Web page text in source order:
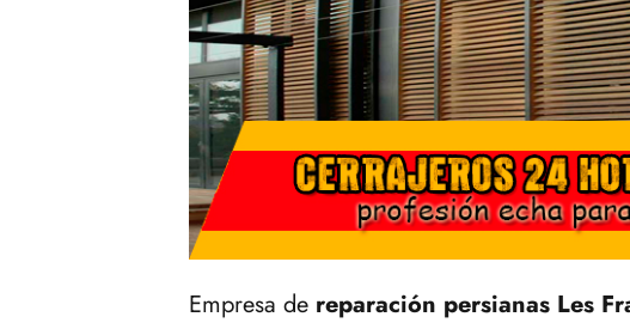
Empresa de reparación persianas Les